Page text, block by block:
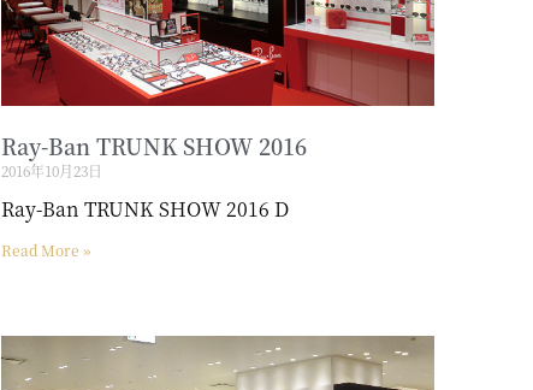
Ray-Ban TRUNK SHOW 2016
2016年10月23日
Ray-Ban TRUNK SHOW 2016 D
Read More »